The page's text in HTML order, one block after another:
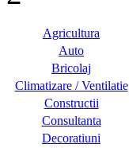
Agricultura
Auto
Bricolaj
Climatizare / Ventilatie
Constructii
Consultanta
Decoratiuni